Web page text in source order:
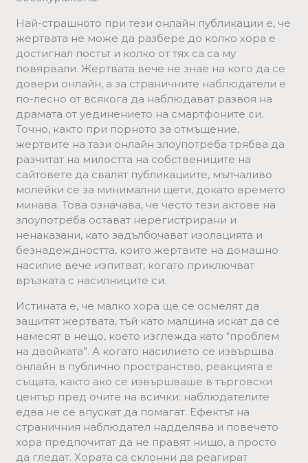
Най-страшното при тези онлайн публикации е, че
жертвата не може да разбере до колко хора е
достигнал постът и колко от тях са са му
повярвали. Жертвата вече не знае на кого да се
довери онлайн, а за страничните наблюдатели е
по-лесно от всякога да наблюдават развоя на
драмата от уединението на смартфоните си.
Точно, както при порното за отмъщение,
жертвите на тази онлайн злоупотреба трябва да
разчитат на милостта на собствениците на
сайтовете да свалят публикациите, мълчаливо
молейки се за минимални щети, докато времето
минава. Това означава, че често тези актове на
злоупотреба остават нерегистрирани и
ненаказани, като задълбочават изолацията и
безнадеждността, които жертвите на домашно
насилие вече изпитват, когато приключват
връзката с насилниците си.
Истината е, че малко хора ще се осмелят да
защитят жертвата, тъй като малцина искат да се
намесят в нещо, което изглежда като “проблем
на двойката”. А когато насилието се извършва
онлайн в публично пространство, реакцията е
същата, както ако се извършваше в търговски
център пред очите на всички: наблюдателите
едва не се впускат да помагат. Ефектът на
страничния наблюдател надделява и повечето
хора предпочитат да не правят нищо, а просто
да гледат. Хората са склонни да реагират